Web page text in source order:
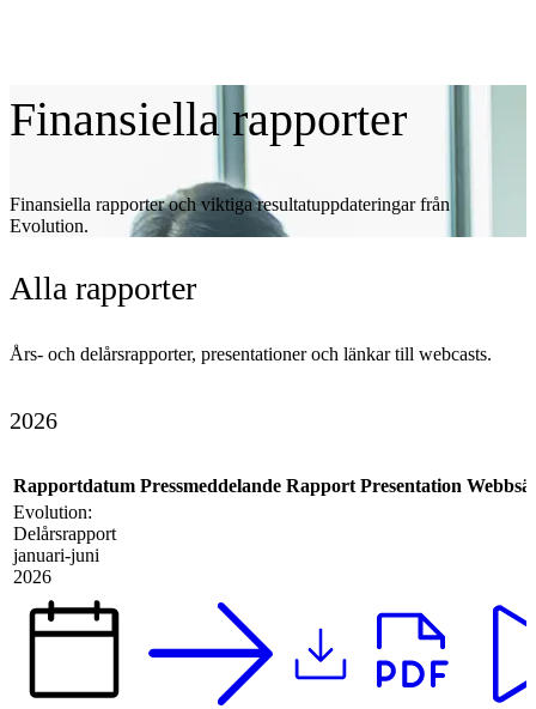
Finansiellarapporter
Finansiella rapporter och viktiga resultatuppdateringar från
Evolution.
Alla rapporter
Års- och delårsrapporter, presentationer och länkar till webcasts.
2026
Rapportdatum Pressmeddelande Rapport Presentation
Evolution:
Delårsrapport
januari-juni
2026